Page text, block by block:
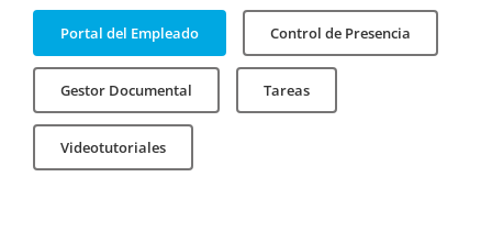
Portal del Empleado Control de Presencia
Gestor Documental Tareas
Videotutoriales